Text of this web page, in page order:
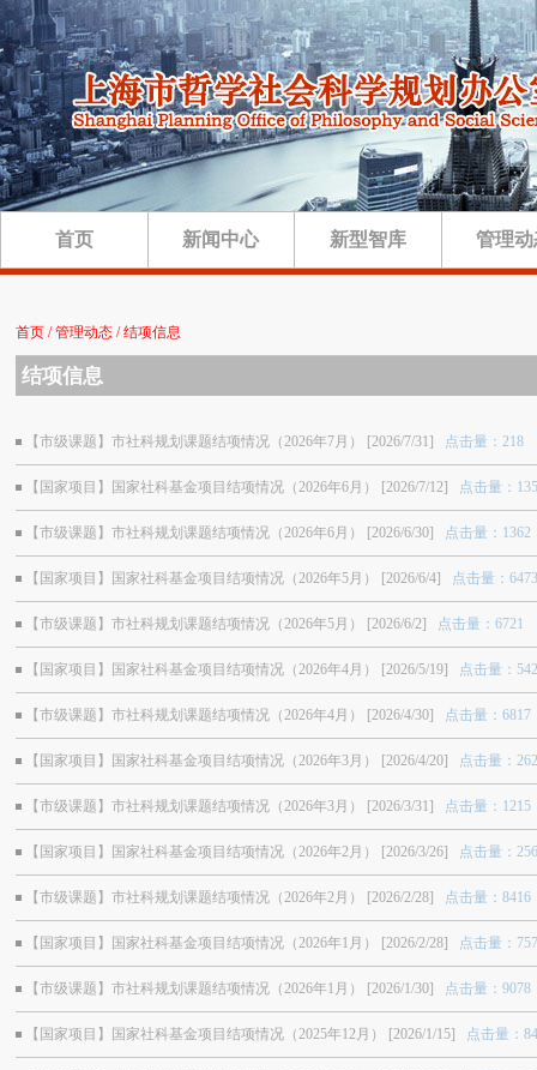
首页 新闻中心 新型智库 管理
首页 / 管理动态 / 结项信息
结项信息
【市级课题】市社科规划课题结项情况（2026年7月） [2026/7/31] 点击量：218
【国家项目】国家社科基金项目结项情况（2026年6月） [2026/7/12] 点击量：
【市级课题】市社科规划课题结项情况（2026年6月） [2026/6/30] 点击量：1362
【国家项目】国家社科基金项目结项情况（2026年5月） [2026/6/4] 点击量：
【市级课题】市社科规划课题结项情况（2026年5月） [2026/6/2] 点击量：6721
【国家项目】国家社科基金项目结项情况（2026年4月） [2026/5/19] 点击量：
【市级课题】市社科规划课题结项情况（2026年4月） [2026/4/30] 点击量：6817
【国家项目】国家社科基金项目结项情况（2026年3月） [2026/4/20] 点击量：
【市级课题】市社科规划课题结项情况（2026年3月） [2026/3/31] 点击量：1215
【国家项目】国家社科基金项目结项情况（2026年2月） [2026/3/26] 点击量：
【市级课题】市社科规划课题结项情况（2026年2月） [2026/2/28] 点击量：8416
【国家项目】国家社科基金项目结项情况（2026年1月） [2026/2/28] 点击量：
【市级课题】市社科规划课题结项情况（2026年1月） [2026/1/30] 点击量：9078
【国家项目】国家社科基金项目结项情况（2025年12月） [2026/1/15] 点击量：